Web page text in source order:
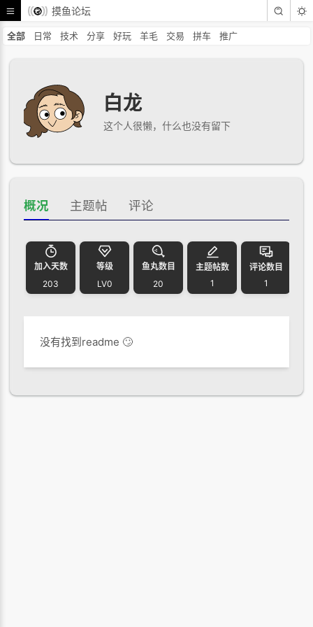
摸鱼论坛
全部 日常 技术 分享 好玩 羊毛 交易 拼车 推广
白龙
这个人很懒，什么也没有留下
概况 主题帖 评论
加入天数
203
等级
LV0
鱼丸数目
20
主题帖数
1
评论数目
1
没有找到readme 🙄